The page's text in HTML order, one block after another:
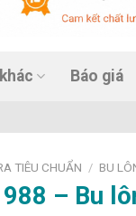
Báo giá
TIÊU CHUẨN / BU
– Bu